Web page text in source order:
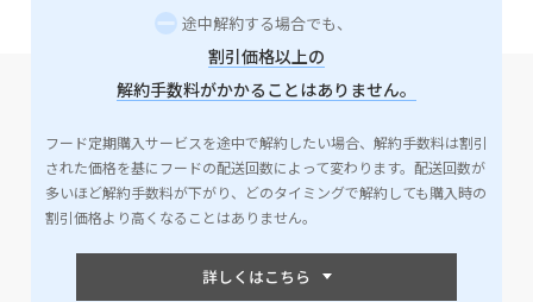
途中解約する場合でも、
割引価格以上の
解約手数料がかかることはありません。
フード定期購入サービスを途中で解約したい場合、解約手数料は割引
された価格を基にフードの配送回数によって変わります。配送回数が
多いほど解約手数料が下がり、どのタイミングで解約しても購入時の
割引価格より高くなることはありません。